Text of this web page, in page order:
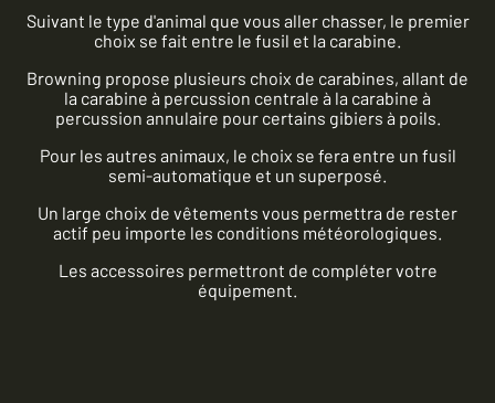
Suivant le type d'animal que vous aller chasser, le premier
choix se fait entre le fusil et la carabine.
Browning propose plusieurs choix de carabines, allant de
la carabine à percussion centrale à la carabine à
percussion annulaire pour certains gibiers à poils.
Pour les autres animaux, le choix se fera entre un fusil
semi-automatique et un superposé.
Un large choix de vêtements vous permettra de rester
actif peu importe les conditions météorologiques.
Les accessoires permettront de compléter votre
équipement.